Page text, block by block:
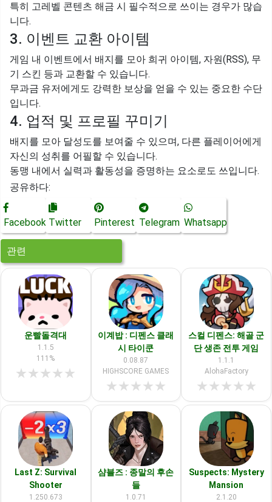
특히 고레벨 콘텐츠 해금 시 필수적으로 쓰이는 경우가 많습
니다.
3. 이벤트 교환 아이템
게임 내 이벤트에서 배지를 모아 희귀 아이템, 자원(RSS), 무
기 스킨 등과 교환할 수 있습니다.
무과금 유저에게도 강력한 보상을 얻을 수 있는 중요한 수단
입니다.
4. 업적 및 프로필 꾸미기
배지를 모아 달성도를 보여줄 수 있으며, 다른 플레이어에게
자신의 성취를 어필할 수 있습니다.
동맹 내에서 실력과 활동성을 증명하는 요소로도 쓰입니다.
공유하다:
Facebook Twitter Pinterest Telegram Whatsapp
관련
운빨돌격대
1.1.5
111%
★★★★★
이계밥 : 디펜스 클래
시 타이쿤
0.08.87
HIGHSCORE GAMES
★★★★★
스컬 디펜스: 해골 군
단 생존 전투 게임
1.1.1
AlohaFactory
★★★★★
Last Z: Survival
Shooter
1.250.673
샴블즈 : 종말의 후손
들
1.0.71
Suspects: Mystery
Mansion
2.1.20